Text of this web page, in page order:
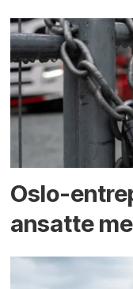
Oslo-
ansatte